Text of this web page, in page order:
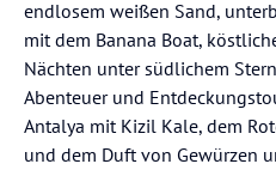
endlosem weißen Sand,
mit dem Banana Boat,
Nächten unter südlichem
Abenteuer und
Antalya mit Kizil Kale, dem
und dem Duft von Gewürzen